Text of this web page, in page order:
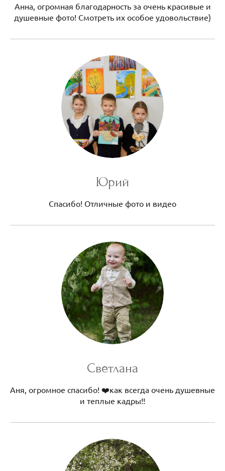
Анна, огромная благодарность за очень красивые и
душевные фото! Смотреть их особое удовольствие)
Юрий
Спасибо! Отличные фото и видео
Светлана
Аня, огромное спасибо! ❤️как всегда очень душевные
и теплые кадры!!